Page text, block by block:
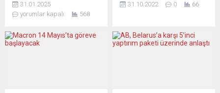
oyuncularından Nazan
Kesal, İran’ın efsanevi kadın
Ferruhzad’ı canlandırdığı tek
kişilik oyunu Yaralarım
31.01.2025
yorumlar kapalı
568
çalışmak için ülkeye
şirketi Randstad’ın
yürüttüğü ankete göre,
31.10.2022 0 66